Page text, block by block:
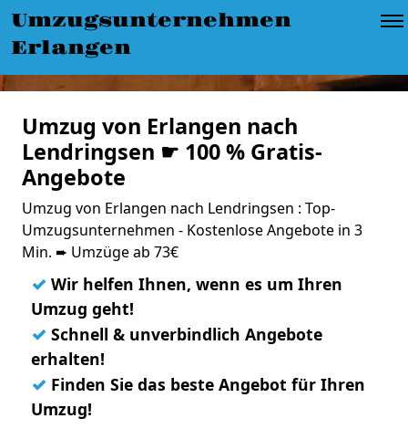
Umzugsunternehmen
Erlangen
Umzug von Erlangen nach
Lendringsen ☛ 100 % Gratis-
Angebote
Umzug von Erlangen nach Lendringsen : Top-
Umzugsunternehmen - Kostenlose Angebote in 3
Min. ➨ Umzüge ab 73€
✓ Wir helfen Ihnen, wenn es um Ihren
Umzug geht!
✓ Schnell & unverbindlich Angebote
erhalten!
✓ Finden Sie das beste Angebot für Ihren
Umzug!